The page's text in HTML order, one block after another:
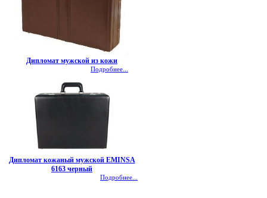
Дипломат мужской из кожи
Подробнее...
Дипломат кожаный мужской EMINSA
6163 черный
Подробнее...